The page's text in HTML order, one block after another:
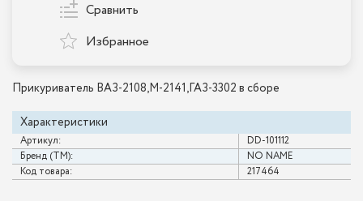
Прикуриватель ВАЗ-2108,М-2141,ГАЗ-3302 в сборе
Характеристики
Артикул:
DD-101112
Бренд (ТМ):
NO NAME
Код товара:
217464
Сравнить
Избранное